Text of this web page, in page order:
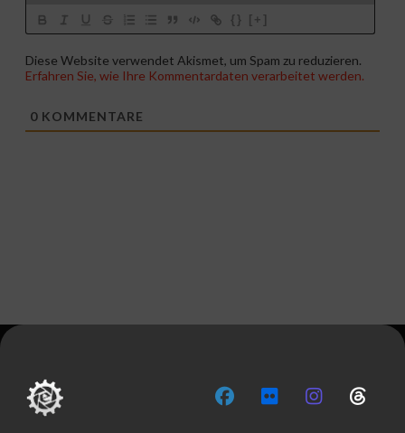
{} [+]
Diese Website verwendet Akismet, um Spam zu reduzieren.
Erfahren Sie, wie Ihre Kommentardaten verarbeitet werden.
0KOMMENTARE